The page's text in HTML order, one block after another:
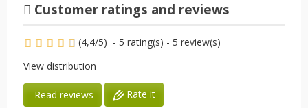
Customer ratings and reviews
(4,4/5) - 5 rating(s) - 5 review(s)
View distribution
Read reviews Rate it